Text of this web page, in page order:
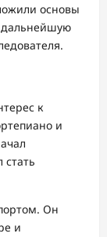
основы
дальнейшую
к
и
Он
и